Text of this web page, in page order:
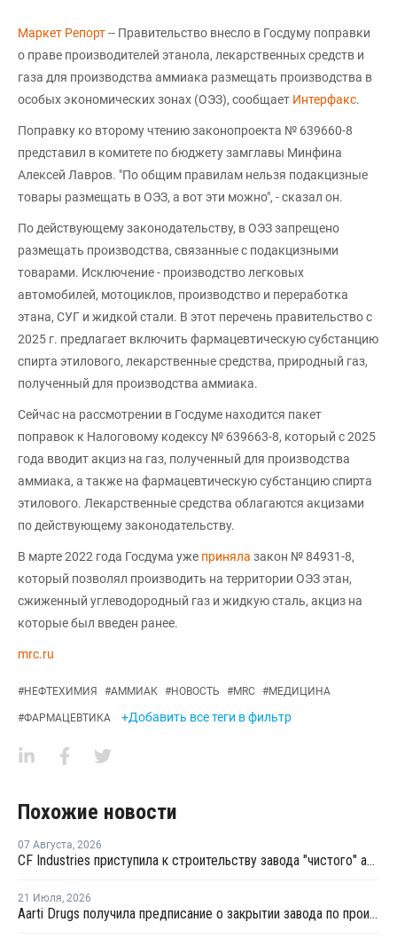
Маркет Репорт-- Правительство внесло в Госдуму поправки
о праве производителей этанола, лекарственных средств и
газа для производства аммиака размещать производства в
особых экономических зонах (ОЭЗ), сообщает Интерфакс.
Поправку ко второму чтению законопроекта № 639660-8
представил в комитете по бюджету замглавы Минфина
Алексей Лавров. "По общим правилам нельзя подакцизные
товары размещать в ОЭЗ, а вот эти можно", - сказал он.
По действующему законодательству, в ОЭЗ запрещено
размещать производства, связанные с подакцизными
товарами. Исключение - производство легковых
автомобилей, мотоциклов, производство и переработка
этана, СУГ и жидкой стали. В этот перечень правительство с
2025 г. предлагает включить фармацевтическую субстанцию
спирта этилового, лекарственные средства, природный газ,
полученный для производства аммиака.
Сейчас на рассмотрении в Госдуме находится пакет
поправок к Налоговому кодексу № 639663-8, который с 2025
года вводит акциз на газ, полученный для производства
аммиака, а также на фармацевтическую субстанцию спирта
этилового. Лекарственные средства облагаются акцизами
по действующему законодательству.
В марте 2022 года Госдума уже приняла закон № 84931-8,
который позволял производить на территории ОЭЗ этан,
сжиженный углеводородный газ и жидкую сталь, акциз на
которые был введен ранее.
mrc.ru
#НЕФТЕХИМИЯ #АММИАК #НОВОСТЬ #MRC #МЕДИЦИНА
#ФАРМАЦЕВТИКА +Добавить все теги в фильтр
Похожие новости
07 Августа, 2026
CF Industries приступила к строительству завода "чистого" аммиака за USD4 миллиарда
21 Июля, 2026
Aarti Drugs получила предписание о закрытии завода по производству аминов из-за нарушений нормативных требований